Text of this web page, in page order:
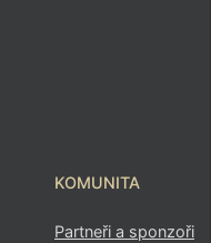
KOMUNITA
Partneři a sponzoři